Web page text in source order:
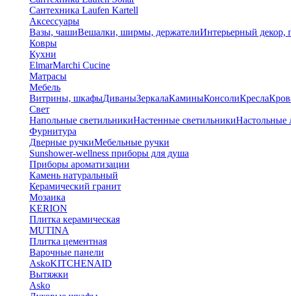
Сантехника Laufen Kartell
Аксессуары
Вазы, чашиВешалки, ширмы, держателиИнтерьерный декор,
Ковры
Кухни
ElmarMarchi Cucine
Матрасы
Мебель
Витрины, шкафыДиваныЗеркалаКаминыКонсолиКресла
Свет
Напольные светильникиНастенные светильникиНастольные
Фурнитура
Дверные ручкиМебельные ручки
Sunshower-wellness приборы для душа
Приборы ароматизации
Камень натуральный
Керамический гранит
Мозаика
KERION
Плитка керамическая
MUTINA
Плитка цементная
Варочные панели
AskoKITCHENAID
Вытяжки
Asko